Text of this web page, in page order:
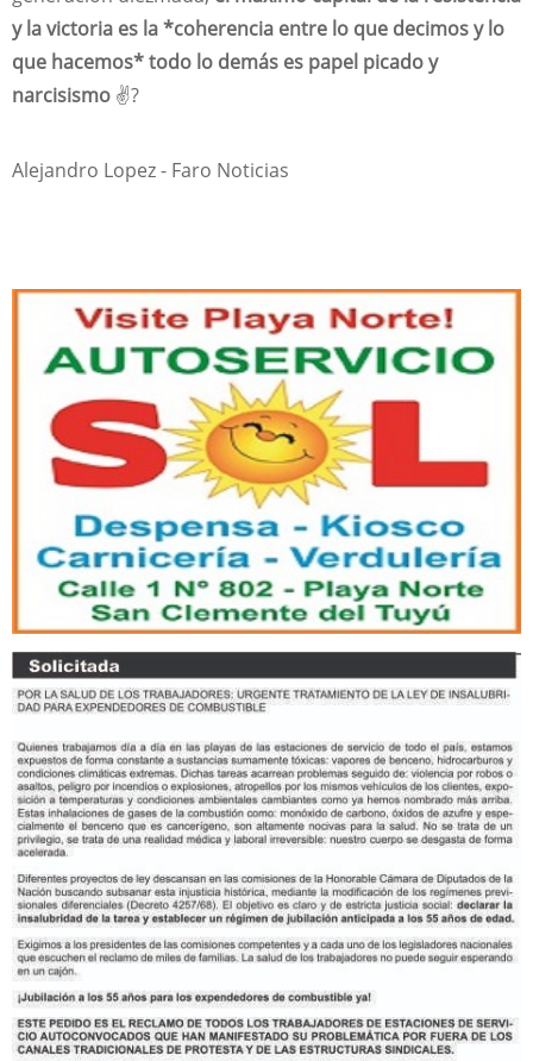
y la victoria es la *coherencia entre lo que decimos y lo
que hacemos* todo lo demás es papel picado y
narcisismo ✌?
Alejandro Lopez - Faro Noticias